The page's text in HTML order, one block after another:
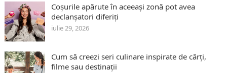
Coșurile apărute în aceeași zonă pot avea
declanșatori diferiți
iulie 29, 2026
Cum să creezi seri culinare inspirate de cărți,
filme sau destinații